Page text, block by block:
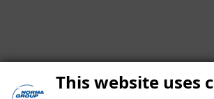
This website uses